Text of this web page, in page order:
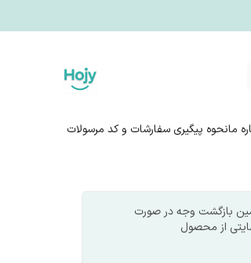
مانحوه پیگیری سفارشات و کد مرسولات
بازگشت وجه در صورت
از محصول